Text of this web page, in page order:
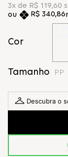
3x de R$ 119,60
R$ 340,86
Cor
Tamanho PP
Descubra o